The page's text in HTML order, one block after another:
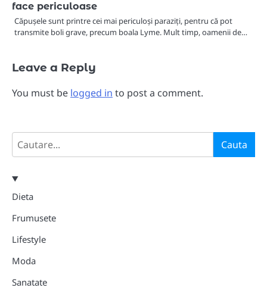
face periculoase
Căpușele sunt printre cei mai periculoși paraziți, pentru că pot
transmite boli grave, precum boala Lyme. Mult timp, oamenii de…
Leave a Reply
You must be logged in to post a comment.
Search Cauta
Dieta
Frumusete
Lifestyle
Moda
Sanatate